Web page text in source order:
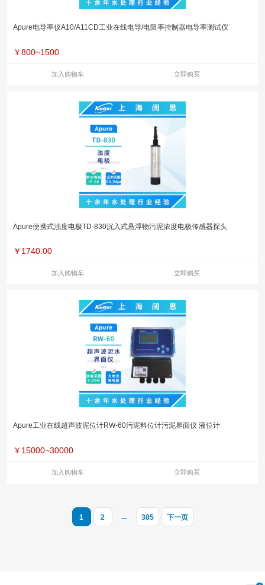
Apure电导率仪A10/A11CD工业在线电导/电阻率控制器电导率测试仪
￥800~1500
加入购物车 立即购买
Apure便携式浊度电极TD-830沉入式悬浮物污泥浓度电极传感器探头
￥ 1740.00
加入购物车 立即购买
Apure工业在线超声波泥位计RW-60污泥料位计污泥界面仪 液位计
￥ 15000~30000
加入购物车 立即购买
1 2 ... 385 下一页